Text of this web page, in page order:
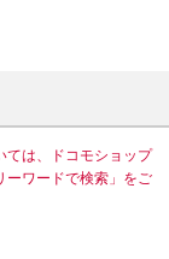
ては、ドコモショップ
ーワードで検索」をご